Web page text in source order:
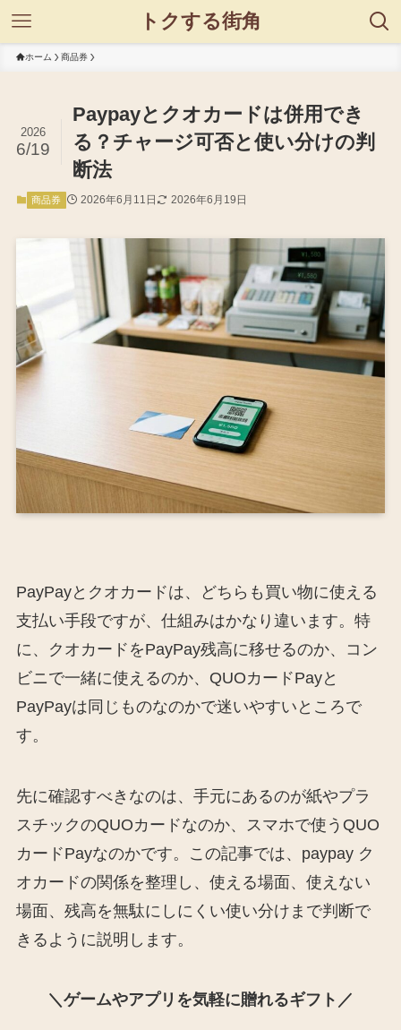
トクする街角
ホーム 商品券
Paypayとクオカードは併用でき
る？チャージ可否と使い分けの判
断法
2026
6/19
商品券 2026年6月11日 2026年6月19日
PayPayとクオカードは、どちらも買い物に使える
支払い手段ですが、仕組みはかなり違います。特
に、クオカードをPayPay残高に移せるのか、コン
ビニで一緒に使えるのか、QUOカードPayと
PayPayは同じものなのかで迷いやすいところで
す。
先に確認すべきなのは、手元にあるのが紙やプラ
スチックのQUOカードなのか、スマホで使うQUO
カードPayなのかです。この記事では、paypay ク
オカードの関係を整理し、使える場面、使えない
場面、残高を無駄にしにくい使い分けまで判断で
きるように説明します。
＼ゲームやアプリを気軽に贈れるギフト／